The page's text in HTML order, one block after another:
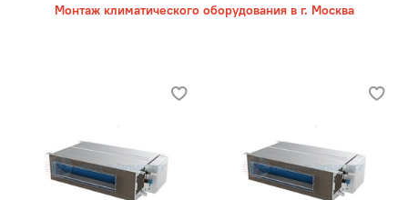
Монтаж климатического оборудования в г. Москва